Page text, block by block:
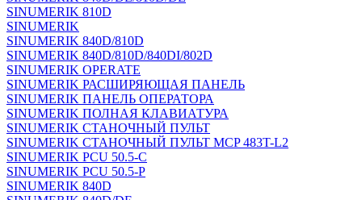
SINUMERIK 810D
SINUMERIK
SINUMERIK 840D/810D
SINUMERIK 840D/810D/840DI/802D
SINUMERIK OPERATE
SINUMERIK РАСШИРЯЮЩАЯ ПАНЕЛЬ
SINUMERIK ПАНЕЛЬ ОПЕРАТОРА
SINUMERIK ПОЛНАЯ КЛАВИАТУРА
SINUMERIK СТАНОЧНЫЙ ПУЛЬТ
SINUMERIK СТАНОЧНЫЙ ПУЛЬТ MCP 483T-L2
SINUMERIK PCU 50.5-C
SINUMERIK PCU 50.5-P
SINUMERIK 840D